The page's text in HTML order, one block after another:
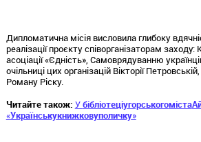
Дипломатична місія висловила глибоку
реалізації проєкту співорганізаторам заходу:
асоціації «Єдність», Самоврядуванню
очільниці цих організацій Вікторії
Роману Ріску.
Читайте також: Убібліотеціугорськогоміста
«Українськукнижковуполичку»